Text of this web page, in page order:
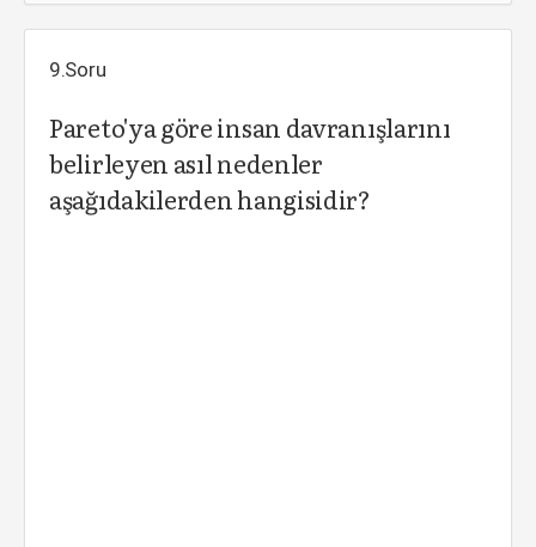
9.Soru
Pareto'ya göre insan davranışlarını
belirleyen asıl nedenler
aşağıdakilerden hangisidir?